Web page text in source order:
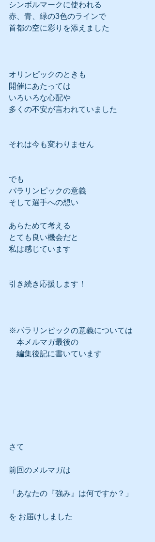
シンボルマークに使われる
赤、青、緑の3色のラインで
首都の空に彩りを添えました
オリンピックのときも
開催にあたっては
いろいろな心配や
多くの不安が言われていました
それは今も変わりません
でも
パラリンピックの意義
そして選手への想い
あらためて考える
とても良い機会だと
私は感じています
引き続き応援します！
※パラリンピックの意義については
本メルマガ最後の
編集後記に書いています
さて
前回のメルマガは
「あなたの『強み』は何ですか？」
を お届けしました